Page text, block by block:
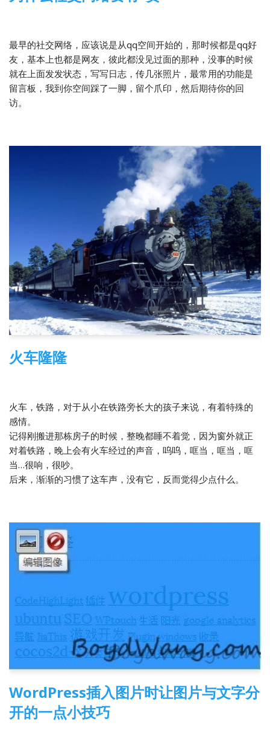
最早的社交网络，应该说是从qq空间开始的，那时候都是qq好
友，基本上也都是网友，彼此都没见过面的那种，没事的时候
就在上面发发状态，写写日志，传几张照片，最常用的功能是
留言板，我到你空间踩了一脚，留个爪印，然后期待你的回
访。
火车隆隆
火车，铁路，对于从小在铁路旁长大的孩子来说，有着特殊的
感情。
记得刚搬进那栋房子的时候，整晚都睡不着觉，因为窗外就正
对着铁路，晚上会有火车经过的声音，呜呜，哐当，哐当，哐
当…很响，很吵。
后来，渐渐的习惯了这车声，没有它，反而觉得少点什么。
WordPress插入图片时让图片与文字分
开的一点小技巧